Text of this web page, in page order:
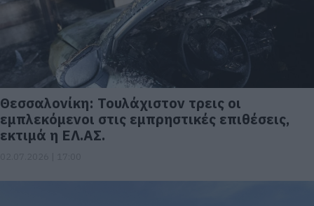
Θεσσαλονίκη: Τουλάχιστον τρεις οι
εμπλεκόμενοι στις εμπρηστικές επιθέσεις,
εκτιμά η ΕΛ.ΑΣ.